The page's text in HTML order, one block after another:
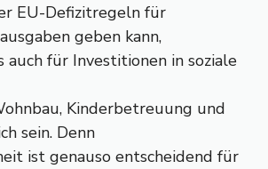
EU-Defizitregeln für
geben kann,
auch für Investitionen in soziale
Kinderbetreuung und
sein. Denn
ist genauso entscheidend für